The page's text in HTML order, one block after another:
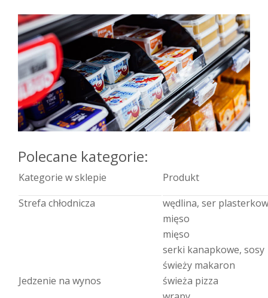
Polecane kategorie:
Kategorie w sklepie
Produkt
Strefa chłodnicza
wędlina, ser
mięso
mięso
serki kanapkowe, sosy
świeży makaron
Jedzenie na wynos
świeża pizza